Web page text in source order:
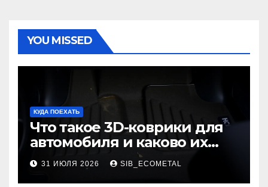
YOU MISSED
КУДА ПОЕХАТЬ
Что такое 3D-коврики для
автомобиля и каково их
основное назначение
31 ИЮЛЯ 2026 SIB_ECOMETAL